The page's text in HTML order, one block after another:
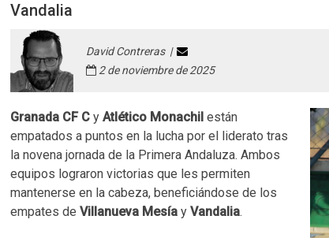
Vandalia
David Contreras |
2 de noviembre de 2025
Granada CF C yAtlético Monachil están
empatados a puntos en la lucha por el liderato tras
la novena jornada de la Primera Andaluza. Ambos
equipos lograron victorias que les permiten
mantenerse en la cabeza, beneficiándose de los
empates deVillanueva Mesía yVandalia.